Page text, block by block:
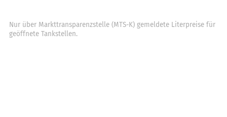
Nur über Markttransparenzstelle (MTS-K) gemeldete Literpreise für
geöffnete Tankstellen.